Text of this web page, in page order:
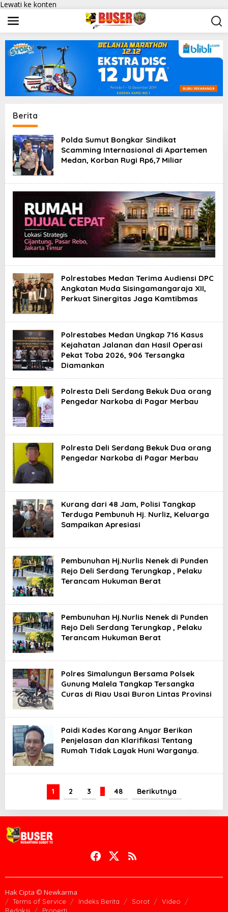
Lewati ke konten
Berita
Polda Sumut Bongkar Sindikat
Scamming Internasional di Apartemen
Medan, Korban Rugi Rp6,7 Miliar
Polrestabes Medan Terima Audiensi DPC
Angkatan Muda Sisingamangaraja XII,
Perkuat Sinergitas Jaga Kamtibmas
Polrestabes Medan Ungkap 716 Kasus
Kejahatan Jalanan dan Hasil Operasi
Pekat Toba 2026, 906 Tersangka
Diamankan
Polresta Deli Serdang Bekuk Dua orang
Pengedar Narkoba di Pagar Merbau
Polresta Deli Serdang Bekuk Dua orang
Pengedar Narkoba di Pagar Merbau
Kurang dari 48 Jam, Polisi Tangkap
Terduga Pembunuh Hj. Nurliz, Keluarga
Sampaikan Apresiasi
Pembunuhan Hj.Nurlis Nenek di Punden
Rejo Deli Serdang Terungkap , Pelaku
Terancam Hukuman Berat
Pembunuhan Hj.Nurlis Nenek di Punden
Rejo Deli Serdang Terungkap , Pelaku
Terancam Hukuman Berat
Polres Simalungun Bersama Polsek
Gunung Malela Tangkap Tersangka
Curas di Riau Usai Buron Lintas Provinsi
Paidi Kades Karang Anyar Berikan
Penjelasan dan Klarifikasi Tentang
Rumah Tidak Layak Huni Warganya.
1 2 3 … 48 Berikutnya
Hak Cipta © Newkarma
Terms of Service Indeks Berita Sorot
Video